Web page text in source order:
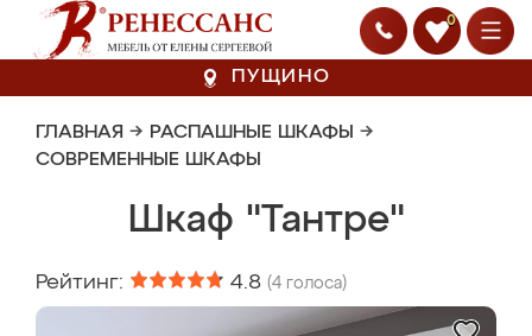
0
ПУЩИНО
ГЛАВНАЯ → РАСПАШНЫЕ ШКАФЫ →
СОВРЕМЕННЫЕ ШКАФЫ
Шкаф "Тантре"
Рейтинг: 4.8 (4 голоса)